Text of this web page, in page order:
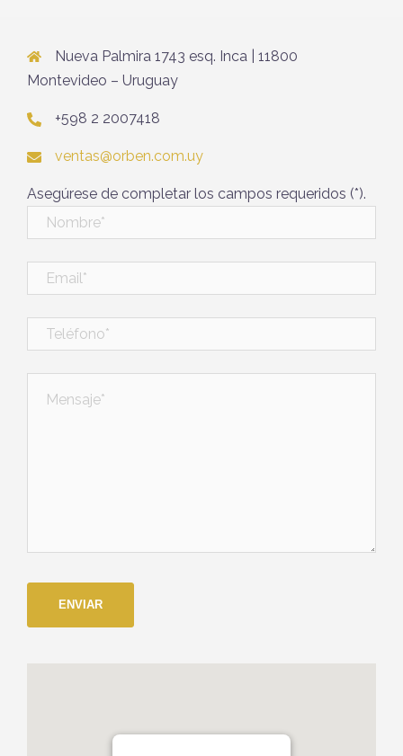
Nueva Palmira 1743 esq. Inca | 11800
Montevideo – Uruguay
+598 2 2007418
ventas@orben.com.uy
Asegúrese de completar los campos requeridos (*).